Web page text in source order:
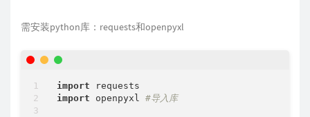
需安装python库：requests和openpyxl
import
import openpyxl #导入库